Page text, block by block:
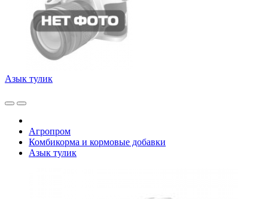
Азык тулик
Агропром
Комбикорма и кормовые добавки
Азык тулик